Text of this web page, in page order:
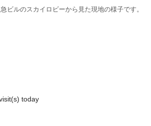
ビルのスカイロビーから見た現地の様子です。
today